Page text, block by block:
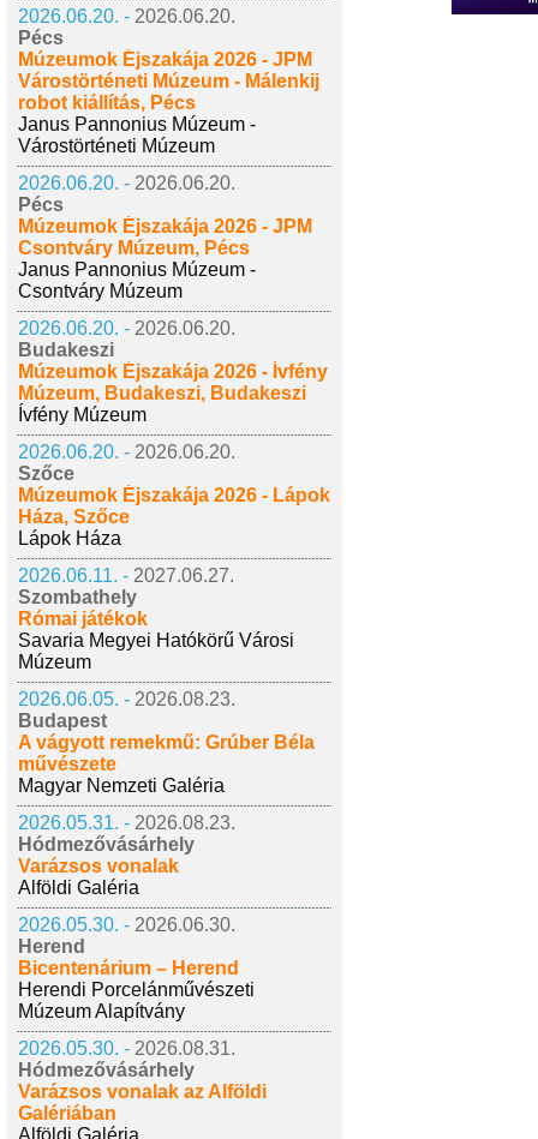
2026.06.20. - 2026.06.20.
Pécs
Múzeumok Éjszakája 2026 - JPM
Várostörténeti Múzeum - Málenkij
robot kiállítás, Pécs
Janus Pannonius Múzeum -
Várostörténeti Múzeum
2026.06.20. - 2026.06.20.
Pécs
Múzeumok Éjszakája 2026 - JPM
Csontváry Múzeum, Pécs
Janus Pannonius Múzeum -
Csontváry Múzeum
2026.06.20. - 2026.06.20.
Budakeszi
Múzeumok Éjszakája 2026 - Ívfény
Múzeum, Budakeszi, Budakeszi
Ívfény Múzeum
2026.06.20. - 2026.06.20.
Szőce
Múzeumok Éjszakája 2026 - Lápok
Háza, Szőce
Lápok Háza
2026.06.11. - 2027.06.27.
Szombathely
Római játékok
Savaria Megyei Hatókörű Városi
Múzeum
2026.06.05. - 2026.08.23.
Budapest
A vágyott remekmű: Grúber Béla
művészete
Magyar Nemzeti Galéria
2026.05.31. - 2026.08.23.
Hódmezővásárhely
Varázsos vonalak
Alföldi Galéria
2026.05.30. - 2026.06.30.
Herend
Bicentenárium – Herend
Herendi Porcelánművészeti
Múzeum Alapítvány
2026.05.30. - 2026.08.31.
Hódmezővásárhely
Varázsos vonalak az Alföldi
Galériában
Alföldi Galéria